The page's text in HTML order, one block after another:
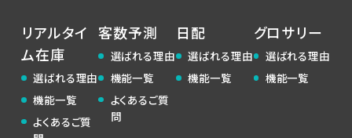
リアルタイ
ム在庫
選ばれる理由
機能一覧
よくあるご質
客数予測
選ばれる理由
機能一覧
よくあるご質
問
日配
選ばれる理由
機能一覧
グロサリー
選ばれる理由
機能一覧